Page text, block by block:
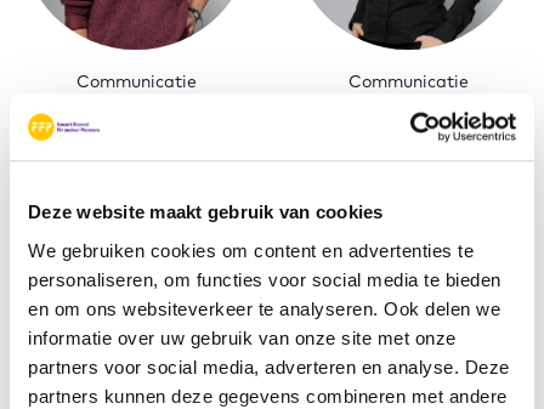
Deze website maakt gebruik van cookies
We gebruiken cookies om content en advertenties te
personaliseren, om functies voor social media te bieden
en om ons websiteverkeer te analyseren. Ook delen we
informatie over uw gebruik van onze site met onze
partners voor social media, adverteren en analyse. Deze
partners kunnen deze gegevens combineren met andere
Communicatie
Kirsty van
Communicatie
Marlinde Venema
Mail Marlinde